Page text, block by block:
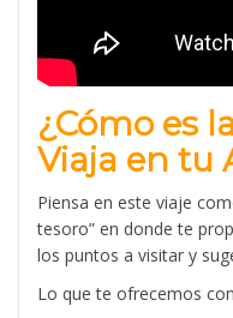
¿Cómo es
Viaja en tu
Piensa en este viaje
tesoro” en donde te
los puntos a visitar y
Lo que te ofrecemos